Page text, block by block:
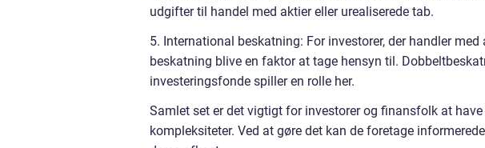
udgifter til handel med aktier eller urealiserede tab.
5. International beskatning: For investorer, der handler
beskatning blive en faktor at tage hensyn til.
investeringsfonde spiller en rolle her.
Samlet set er det vigtigt for investorer og finansfolk at
kompleksiteter. Ved at gøre det kan de foretage